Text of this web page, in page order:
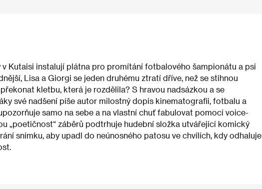
Kutaisi instalují plátna pro promítání fotbalového šampionátu a psi
Lisa a Giorgi se jeden druhému ztratí dříve, než se stihnou
kletbu, která je rozdělila? S hravou nadsázkou a se
své nadšení píše autor milostný dopis kinematografii, fotbalu a
samo na sebe a na vlastní chuť fabulovat pomocí voice-
„poetičnost“ záběrů podtrhuje hudební složka utvářející komický
snímku, aby upadl do neúnosného patosu ve chvílích, kdy odhaluje